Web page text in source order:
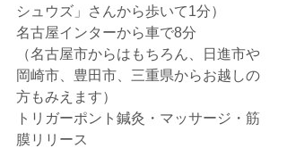
シュウズ」さんから歩いて1分）
名古屋インターから車で8分
（名古屋市からはもちろん、日進市や
岡崎市、豊田市、三重県からお越しの
方もみえます）
トリガーポント鍼灸・マッサージ・筋
膜リリース